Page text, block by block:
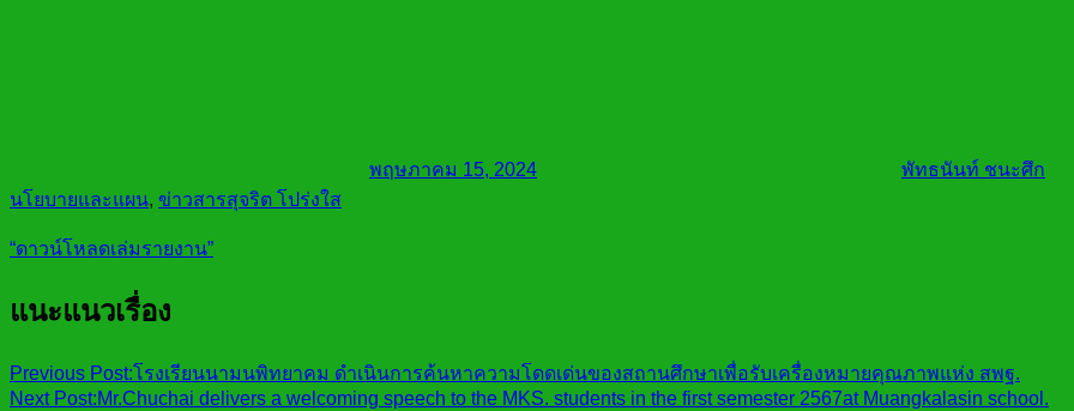
พฤษภาคม 15, 2024 พัทธนันท์ ชนะศึก
นโยบายและแผน, ข่าวสารสุจริต โปร่งใส
“ดาวน์โหลดเล่มรายงาน”
แนะแนวเรื่อง
Previous Post:โรงเรียนนามนพิทยาคม ดำเนินการค้นหาความโดดเด่นของสถานศึกษาเพื่อรับเครื่องหมายคุณภาพแห่ง สพฐ.
Next Post:Mr.Chuchai delivers a welcoming speech to the MKS. students in the first semester 2567at Muangkalasin school.